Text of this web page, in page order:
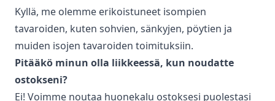
Kyllä, me olemme erikoistuneet isompien
tavaroiden, kuten sohvien, sänkyjen, pöytien ja
muiden isojen tavaroiden toimituksiin.
Pitääkö minun olla liikkeessä, kun noudatte
ostokseni?
Ei! Voimme noutaa huonekalu ostoksesi puolestasi